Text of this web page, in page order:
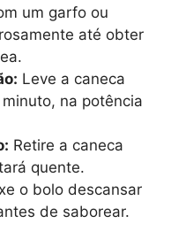
um garfo ou
até obter
Leve a caneca
na potência
Retire a caneca
quente.
o bolo descansar
de saborear.